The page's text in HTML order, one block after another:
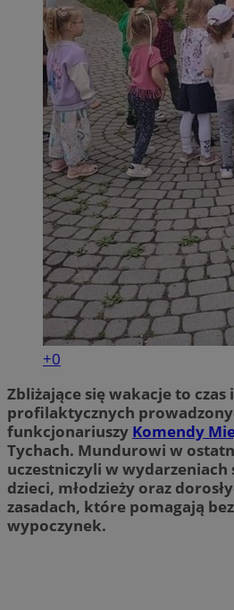
+0
Zbliżające się wakacje to
profilaktycznych
funkcjonariuszy Komendy
Tychach. Mundurowi w
uczestniczyli w
dzieci, młodzieży oraz
zasadach, które pomagają
wypoczynek.
Niezbędne Wydajność
Niezbędne pliki cookie
takich jak logowanie
można prawidłowo korzystać
Nazwa
SessID
QeSessID
MvSessID
__cf_bm
VISITOR_PRIVACY_METADATA